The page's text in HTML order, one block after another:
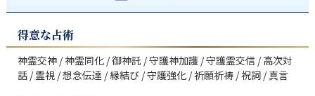
得意な占術
神霊交神 / 神霊同化 / 御神託 / 守護神加護 / 守護霊交信 / 高次対
話 / 霊視 / 想念伝達 / 縁結び / 守護強化 / 祈願祈祷 / 祝詞 / 真言